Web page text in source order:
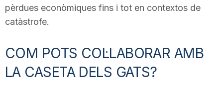
pèrdues econòmiques fins i tot en contextos de
catàstrofe.
COM POTS COL·LABORAR AMB
LA CASETA DELS GATS?